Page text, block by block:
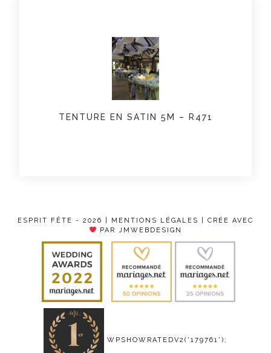
TENTURE EN SATIN 5M – R471
ESPRIT FÊTE - 2026 | MENTIONS LÉGALES
| CRÉE AVEC
PAR JMWEBDESIGN
WPSHOWRATEDV2('179761');